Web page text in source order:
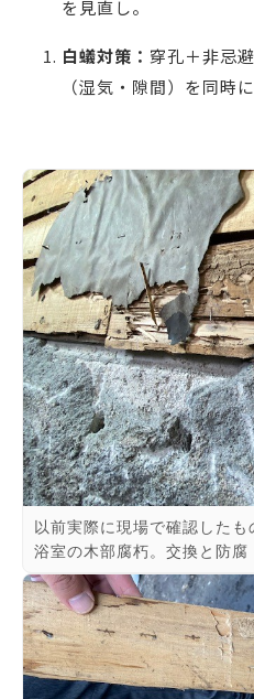
を見直し。
白蟻対策： 穿孔＋非忌
（湿気・隙間）を同時
以前実際に現場で確認した
浴室の木部腐朽。交換と防腐